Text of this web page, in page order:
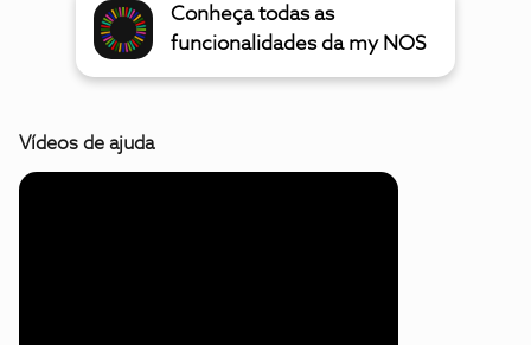
Conheça todas as
funcionalidades da my NOS
Vídeos de ajuda